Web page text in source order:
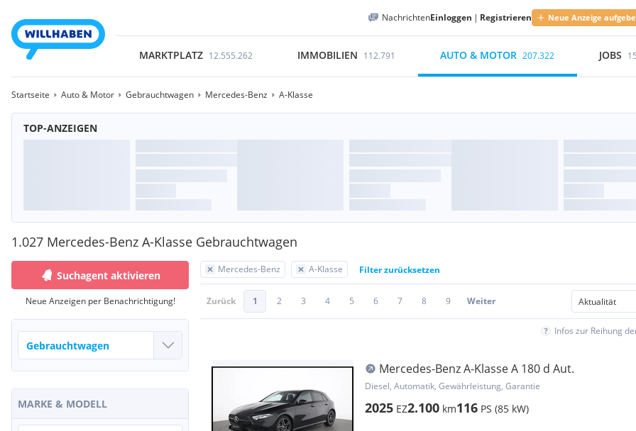
NachrichtenEinloggen | Registrieren Neue Anzeige
MARKTPLATZ 12.555.262 IMMOBILIEN 112.791 AUTO & MOTOR 207.322 JOBS
Startseite Auto & Motor Gebrauchtwagen Mercedes-Benz A-Klasse
TOP-ANZEIGEN
1.027 Mercedes-Benz A-Klasse Gebrauchtwagen
Mercedes-Benz A-Klasse Filter zurücksetzen
Zurück 1 2 3 4 5 6 7 8 9 Weiter
Infos zur Reihung
Mercedes-Benz A-Klasse A 180 d Aut.
Diesel, Automatik, Gewährleistung, Garantie
2025 EZ2.100 km116 PS (85 kW)
Suchagent aktivieren
Neue Anzeigen per Benachrichtigung!
MARKE & MODELL